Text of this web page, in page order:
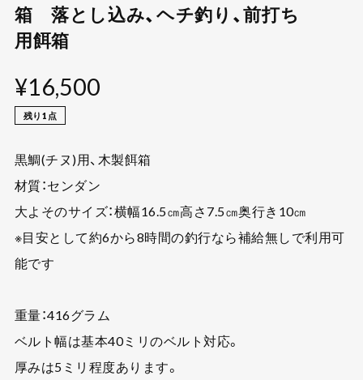
箱 落とし込み、ヘチ釣り、前打ち
用餌箱
¥16,500
残り1点
黒鯛(チヌ)用、木製餌箱
材質：センダン
大よそのサイズ：横幅16.5㎝高さ7.5㎝奥行き10㎝
※目安として約6から8時間の釣行なら補給無しで利用可
能です
重量：416グラム
ベルト幅は基本40ミリのベルト対応。
厚みは5ミリ程度あります。